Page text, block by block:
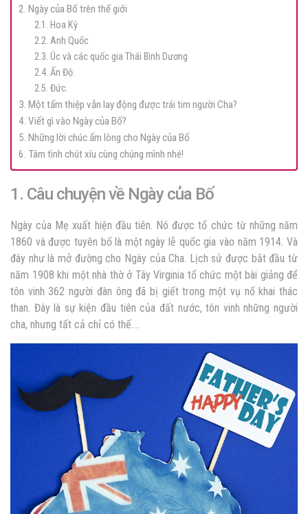
2. Ngày của Bố trên thế giới
2.1. Hoa Kỳ
2.2. Anh Quốc
2.3. Úc và các quốc gia Thái Bình Dương
2.4. Ấn Độ.
2.5. Đức.
3. Một tấm thiệp vẫn lay động được trái tim người Cha?
4. Viết gì vào Ngày của Bố?
5. Những lời chúc ấm lòng cho Ngày của Bố
6. Tâm tình chút xíu cùng chúng mình nhé!
1. Câu chuyện về Ngày của Bố
Ngày của Mẹ xuất hiện đầu tiên. Nó được tổ chức từ những năm
1860 và được tuyên bố là một ngày lễ quốc gia vào năm 1914. Và
đây như là mở đường cho Ngày của Cha. Lịch sử được bắt đầu từ
năm 1908 khi một nhà thờ ở Tây Virginia tổ chức một bài giảng để
tôn vinh 362 người đàn ông đã bị giết trong một vụ nổ khai thác
than. Đây là sự kiện đầu tiên của đất nước, tôn vinh những người
cha, nhưng tất cả chỉ có thế….